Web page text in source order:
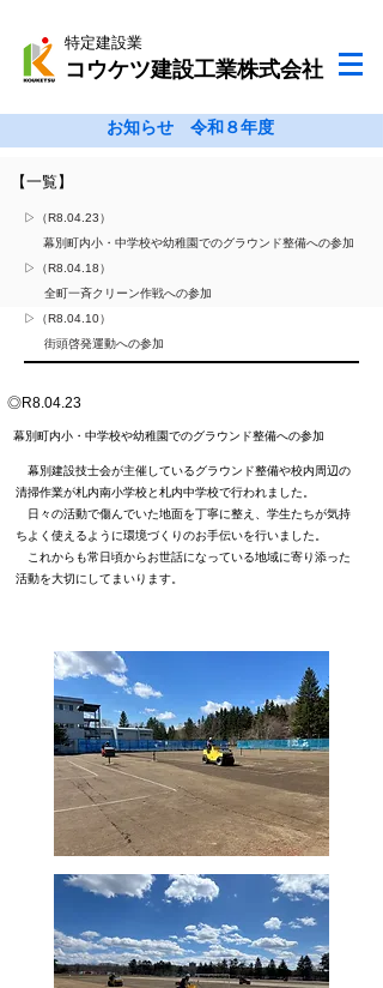
特定建設業
コウケツ建設工業株式会社
​お知らせ 令和８年度
【一覧】
▷（R8.04.23）
幕別町内小・中学校や幼稚園でのグラウンド整備への参加
▷（R8.04.18）
全町一斉クリーン作戦への参加
▷（R8.04.10）
街頭啓発運動への参加
◎R8.04.23
​幕別町内小・中学校や幼稚園でのグラウンド整備への参加
​ 幕別建設技士会が主催しているグラウンド整備や校内周辺の
清掃作業が札内南小学校と札内中学校で行われました
日々の活動で傷んでいた地面を丁寧に整え、学生たちが気持
ちよく使えるように環境づくりのお手伝いを行いました。
​ これからも常日頃からお世話になっている地域に寄り添った
活動を大切にしてまいります。